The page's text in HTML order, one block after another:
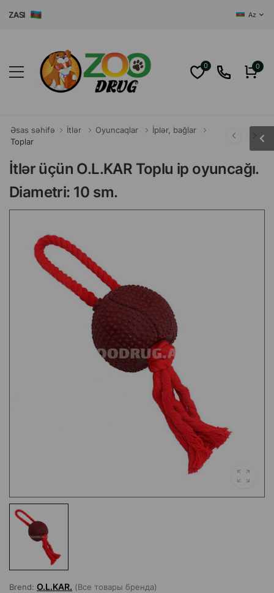
Az
0 0
Əsas səhifə İtlər Oyuncaqlar
İplər, bağlar
Toplar
İtlər üçün O.L.KAR Toplu ip oyuncağı.
Diametri: 10 sm.
Brend: O.L.KAR. (Все товары бренда)